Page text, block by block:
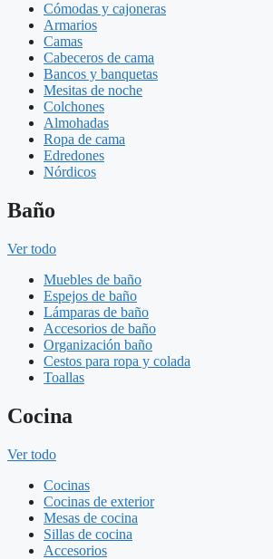
Cómodas y cajoneras
Armarios
Camas
Cabeceros de cama
Bancos y banquetas
Mesitas de noche
Colchones
Almohadas
Ropa de cama
Edredones
Nórdicos
Baño
Ver todo
Muebles de baño
Espejos de baño
Lámparas de baño
Accesorios de baño
Organización baño
Cestos para ropa y colada
Toallas
Cocina
Ver todo
Cocinas
Cocinas de exterior
Mesas de cocina
Sillas de cocina
Accesorios